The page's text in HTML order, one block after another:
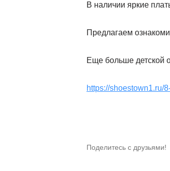
В наличии яркие
Предлагаем
Еще больше детской
https://shoestown1.ru/
Поделитесь с друзьями!